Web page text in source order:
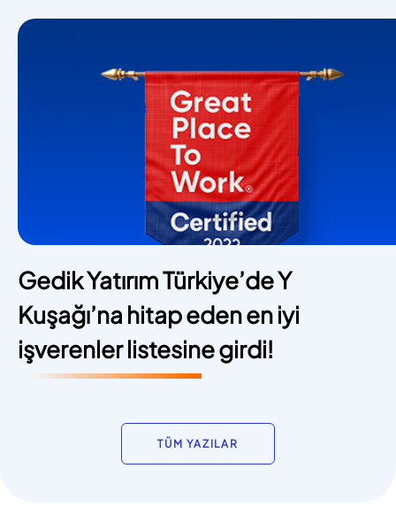
Gedik Yatırım Türkiye’de Y
Kuşağı’na hitap eden en iyi
işverenler listesine girdi!
TÜM YAZILAR